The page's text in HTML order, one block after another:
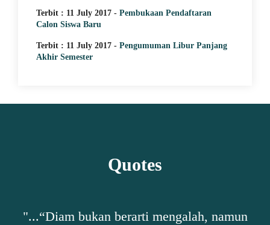
SMA/SMK
Terbit : 11 July 2017 - Pembukaan Pendaftaran
Calon Siswa Baru
Terbit : 11 July 2017 - Pengumuman Libur Panjang
Akhir Semester
Quotes
namun
"...“Bersyukur adalah cara